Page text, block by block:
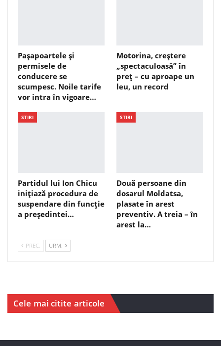
Pașapoartele și
permisele de
conducere se
scumpesc. Noile tarife
vor intra în vigoare…
Motorina, creștere
„spectaculoasă” în
preț – cu aproape un
leu, un record
STIRI
Partidul lui Ion Chicu
inițiază procedura de
suspendare din funcție
a președintei…
STIRI
Două persoane din
dosarul Moldatsa,
plasate în arest
preventiv. A treia – în
arest la…
PREC. URM.
Cele mai citite articole